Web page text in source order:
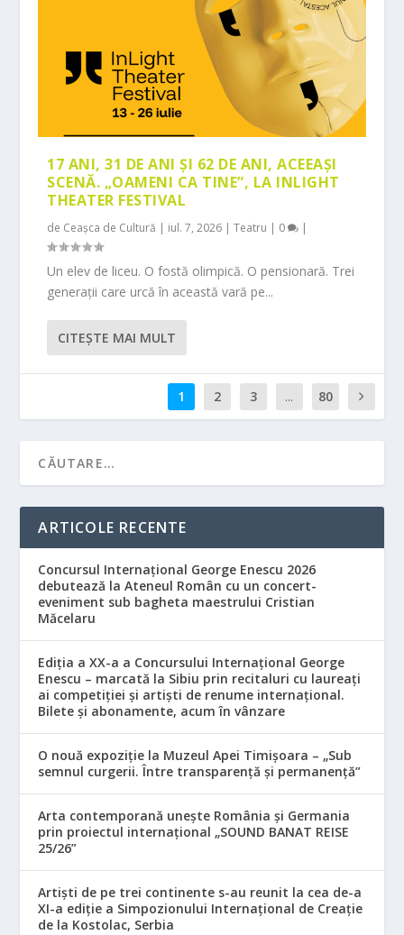
17 ANI, 31 DE ANI ȘI 62 DE ANI, ACEEAȘI
SCENĂ. „OAMENI CA TINE”, LA INLIGHT
THEATER FESTIVAL
de Ceașca de Cultură | iul. 7, 2026 |Teatru | 0 |
Un elev de liceu. O fostă olimpică. O pensionară. Trei
generații care urcă în această vară pe...
CITEŞTE MAI MULT
1 2 3 ... 80
ARTICOLE RECENTE
Concursul Internațional George Enescu 2026
debutează la Ateneul Român cu un concert-
eveniment sub bagheta maestrului Cristian
Măcelaru
Ediția a XX-a a Concursului Internațional George
Enescu – marcată la Sibiu prin recitaluri cu laureați
ai competiției și artiști de renume internațional.
Bilete și abonamente, acum în vânzare
O nouă expoziție la Muzeul Apei Timișoara – „Sub
semnul curgerii. Între transparență și permanență”
Arta contemporană unește România și Germania
prin proiectul internațional „SOUND BANAT REISE
25/26”
Artiști de pe trei continente s-au reunit la cea de-a
XI-a ediție a Simpozionului Internațional de Creație
de la Kostolac, Serbia